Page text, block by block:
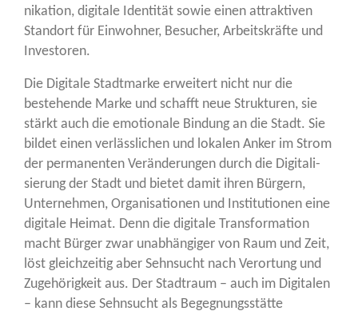
ni­ka­ti­on, digi­ta­le Iden­ti­tät sowie einen attrak­ti­ven
Stand­ort für Ein­woh­ner, Besu­cher, Arbeits­kräf­te und
Investoren.
Die Digi­ta­le Stadt­mar­ke erwei­tert nicht nur die
bestehen­de Mar­ke und schafft neue Struk­tu­ren, sie
stärkt auch die emo­tio­na­le Bin­dung an die Stadt. Sie
bil­det einen ver­läss­li­chen und loka­len Anker im Strom
der per­ma­nen­ten Ver­än­de­run­gen durch die Digi­ta­li­
sie­rung der Stadt und bie­tet damit ihren Bür­gern,
Unter­neh­men, Orga­ni­sa­tio­nen und Insti­tu­tio­nen eine
digi­ta­le Hei­mat. Denn die digi­ta­le Trans­for­ma­ti­on
macht Bür­ger zwar unab­hän­gi­ger von Raum und Zeit,
löst gleich­zei­tig aber Sehn­sucht nach Ver­or­tung und
Zuge­hö­rig­keit aus. Der Stadt­raum – auch im Digi­ta­len
– kann die­se Sehn­sucht als Begeg­nungs­stät­te